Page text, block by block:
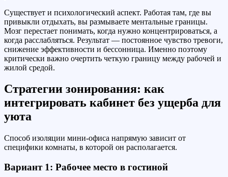
Существует и психологический аспект. Работая там, где вы
привыкли отдыхать, вы размываете ментальные границы.
Мозг перестает понимать, когда нужно концентрироваться, а
когда расслабляться. Результат — постоянное чувство тревоги,
снижение эффективности и бессонница. Именно поэтому
критически важно очертить четкую границу между рабочей и
жилой средой.
Стратегии зонирования: как
интегрировать кабинет без ущерба для
уюта
Способ изоляции мини-офиса напрямую зависит от
специфики комнаты, в которой он располагается.
Вариант 1: Рабочее место в гостиной